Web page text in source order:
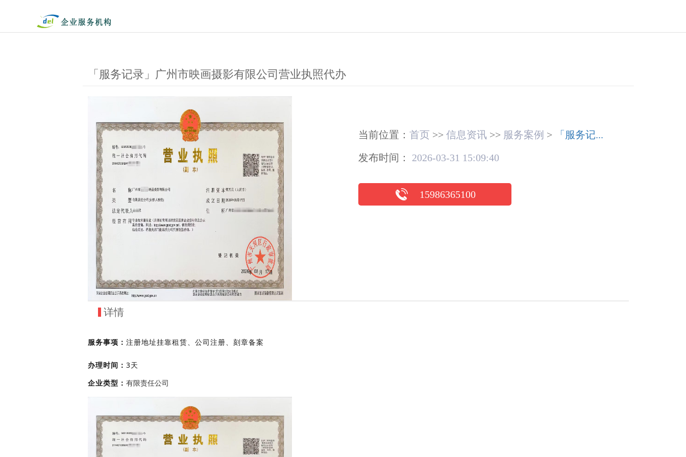
「服务记录」广州市映画摄影有限公司营业执照代办
当前位置： 首页 >> 信息资讯 >> 服务案例 > 「服务记...
发布时间： 2026-03-31 15:09:40
15986365100
详情
服务事项： 注册地址挂靠租赁、公司注册、刻章备案
办理时间： 3天
企业类型： 有限责任公司